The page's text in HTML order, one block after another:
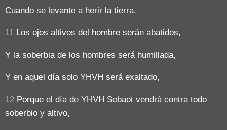
Cuando se levante a herir la tierra.
11 Los ojos altivos del hombre serán abatidos,
Y la soberbia de los hombres será humillada,
Y en aquel día solo YHVH será exaltado,
12 Porque el día de YHVH Sebaot vendrá contra todo
soberbio y altivo,